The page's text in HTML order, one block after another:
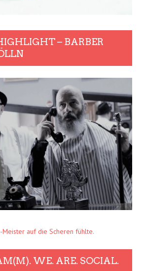
– BARBER
auf die Scheren fühlte.
WE. ARE. SOCIAL.